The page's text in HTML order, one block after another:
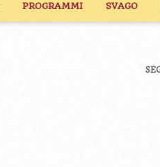
PROGRAMMI SVAGO